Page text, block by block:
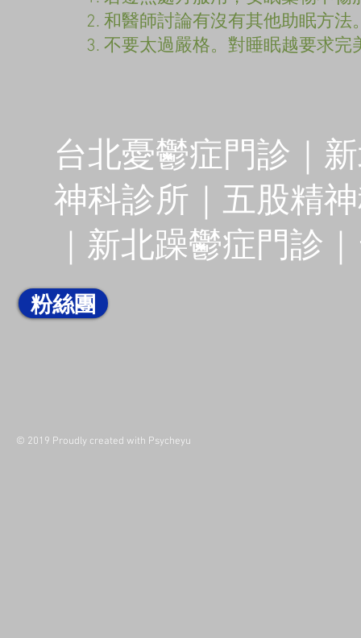
2. 和醫師討論有沒有其他助眠方法
3. 不要太過嚴格。對睡眠越要求完
台北憂鬱症門診｜
神科診所｜五股精
｜新北躁鬱症門診
粉絲團
© 2019 Proudly created with Psycheyu